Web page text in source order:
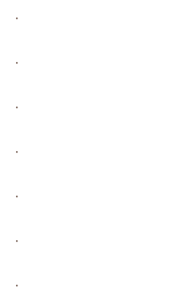
・
・
・
・
・
・
・